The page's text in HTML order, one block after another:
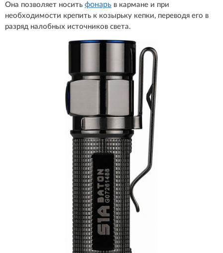
Она позволяет носить фонарь в кармане и при
необходимости крепить к козырьку кепки, переводя его в
разряд налобных источников света.